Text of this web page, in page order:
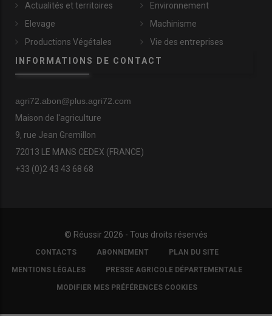
Actualités et territoires
Elevage
Productions Végétales
Environnement
Machinisme
Vie des entreprises
INFORMATIONS DE CONTACT
agri72.abon@plus.agri72.com
Maison de l'agriculture
9, rue Jean Gremillon
72013 LE MANS CEDEX (FRANCE)
+33 (0)2 43 43 68 68
© Réussir 2026 - Tous droits réservés
FOOTER
COPYRIGHT
CONTACTS ABONNEMENT PLAN DU SITE
MENTIONS LÉGALES PRESSE AGRICOLE DÉPARTEMENTALE
MODIFIER MES PRÉFÉRENCES COOKIES